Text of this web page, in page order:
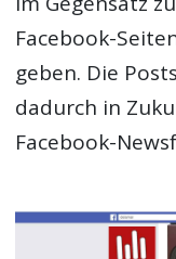
Facebook-
geben. Die
dadurch in
Facebook-